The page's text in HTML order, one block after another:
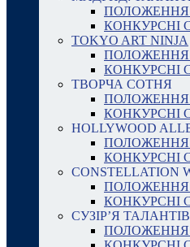
ПОЛОЖЕННЯ
КОНКУРСНІ
TOKYO ART NINJA
ПОЛОЖЕННЯ
КОНКУРСНІ
ТВОРЧА СОТНЯ
ПОЛОЖЕННЯ
КОНКУРСНІ
HOLLYWOOD
ПОЛОЖЕННЯ
КОНКУРСНІ
CONSTELLATION
ПОЛОЖЕННЯ
КОНКУРСНІ
СУЗІР’Я
ПОЛОЖЕННЯ